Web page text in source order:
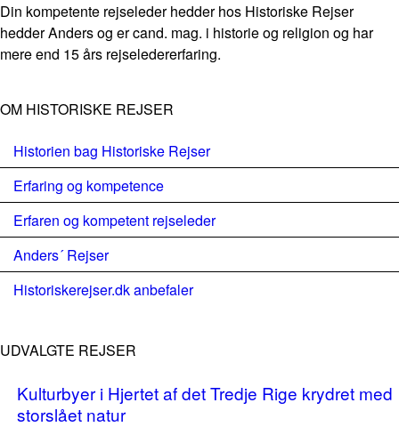
Din kompetente rejseleder hedder hos Historiske Rejser
hedder Anders og er cand. mag. i historie og religion og har
mere end 15 års rejseledererfaring.
OM HISTORISKE REJSER
Historien bag Historiske Rejser
Erfaring og kompetence
Erfaren og kompetent rejseleder
Anders´ Rejser
Historiskerejser.dk anbefaler
UDVALGTE REJSER
Kulturbyer i Hjertet af det Tredje Rige krydret med
storslået natur